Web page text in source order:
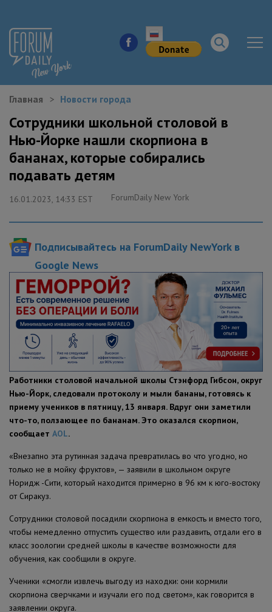
КУДА ПОЙТИ В ГОРОДЕ
РАБОТА И БИЗНЕС
ОБРАЗОВАНИЕ
ПОЛЕЗНЫЕ СОВЕТЫ
Главная Новости города
Сотрудники школьной столовой в
Нью-Йорке нашли скорпиона в
бананах, которые собирались
подавать детям
16.01.2023, 14:33 EST ForumDaily New York
Подписывайтесь на ForumDaily NewYork в
Google News
Работники столовой начальной школы Стэнфорд Гибсон, округ
Нью-Йорк, следовали протоколу и мыли бананы, готовясь к
приему учеников в пятницу, 13 января. Вдруг они заметили
что-то, ползающее по бананам. Это оказался скорпион,
сообщает AOL.
«Внезапно эта рутинная задача превратилась во что угодно, но
только не в мойку фруктов», — заявили в школьном округе
Норидж -Сити, который находится примерно в 96 км к юго-востоку
от Сиракуз.
Сотрудники столовой посадили скорпиона в емкость и вместо того,
чтобы немедленно отпустить существо или раздавить, отдали его в
класс зоологии средней школы в качестве возможности для
обучения, как сообщили в округе.
Ученики «смогли извлечь выгоду из находки: они кормили
скорпиона сверчками и изучали его под светом», как говорится в
заявлении округа.